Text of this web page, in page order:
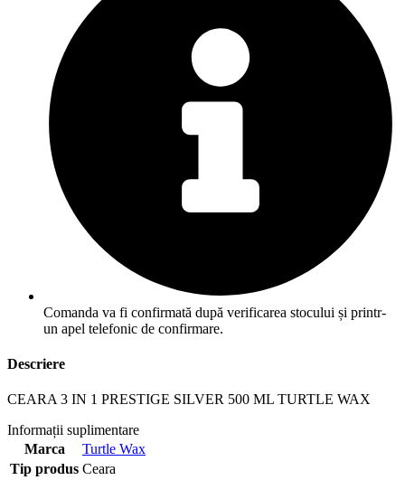
Comanda va fi confirmată după verificarea stocului și printr-
un apel telefonic de confirmare.
Descriere
CEARA 3 IN 1 PRESTIGE SILVER 500 ML TURTLE WAX
Informații suplimentare
Marca
Turtle Wax
Tip produs Ceara